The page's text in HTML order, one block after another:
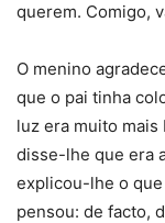
querem. Comigo,
O menino
que o pai tinha
luz era muito mais
disse-lhe que era
explicou-lhe o que
pensou: de facto,